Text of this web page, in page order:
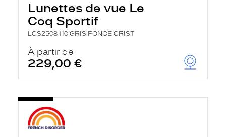
Lunettes de vue Le
Coq Sportif
LCS2508 110 GRIS FONCE CRIST
À partir de
229,00 €